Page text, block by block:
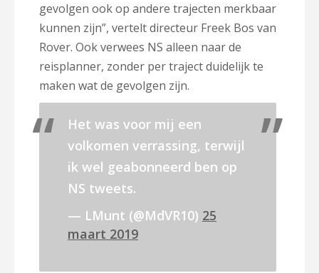
gevolgen ook op andere trajecten merkbaar
kunnen zijn”, vertelt directeur Freek Bos van
Rover. Ook verwees NS alleen naar de
reisplanner, zonder per traject duidelijk te
maken wat de gevolgen zijn.
Het was voor mij een
volkomen verrassing, terwijl
ik wel geabonneerd ben op
NS tweets.
— LMunt (@MdVR10) 25
maart 2019